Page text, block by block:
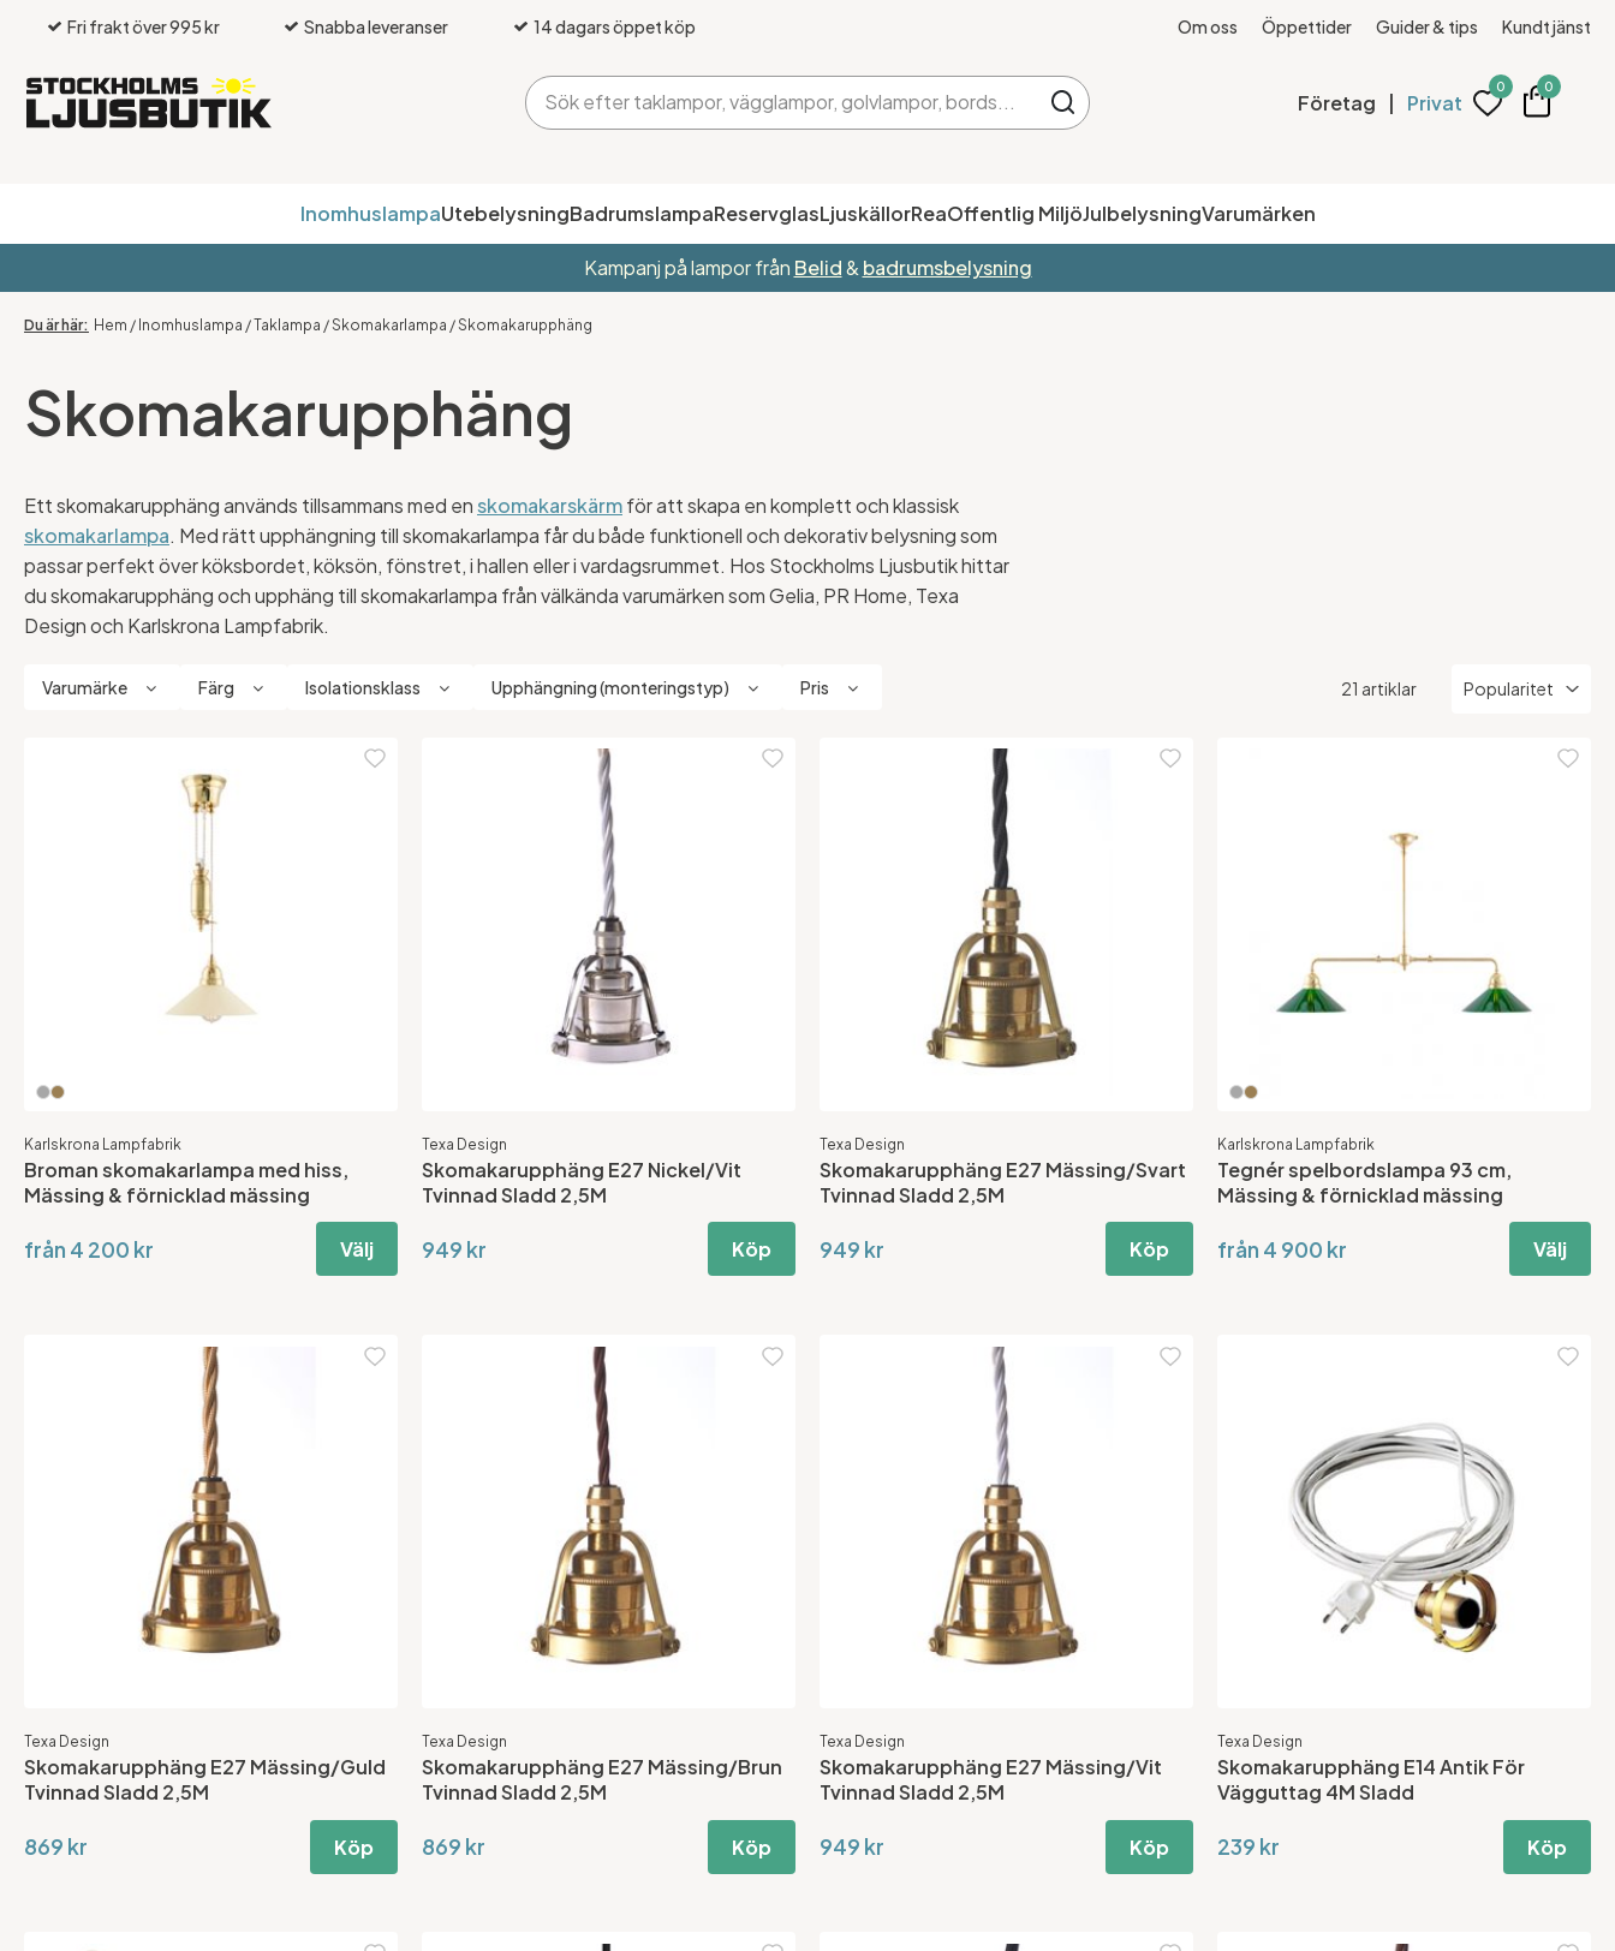
Fri frakt över 995 kr Snabba leveranser 14 dagars öppet köp Om oss Öppettider Guider & tips Kundtjänst
Företag | Privat
0 0
InomhuslampaUtebelysningBadrumslampaReservglasLjuskällorReaOffentlig MiljöJulbelysningVarumärken
Kampanj på lampor från Belid& badrumsbelysning
Hem / Inomhuslampa /Taklampa /Skomakarlampa /Skomakarupphäng
Skomakarupphäng
Ett skomakarupphäng används tillsammans med enskomakarskärmför att skapa en komplett och klassisk
skomakarlampa. Med rätt upphängning till skomakarlampa får du både funktionell och dekorativ belysning som
passar perfekt över köksbordet, köksön, fönstret, i hallen eller i vardagsrummet. Hos Stockholms Ljusbutik hittar
du skomakarupphäng och upphäng till skomakarlampa från välkända varumärken som Gelia, PR Home, Texa
Design och Karlskrona Lampfabrik.
Varumärke Färg Isolationsklass Upphängning (monteringstyp) Pris 21 artiklar
Karlskrona Lampfabrik
Broman skomakarlampa med hiss,
Mässing & förnicklad mässing
från 4 200 kr Välj
Texa Design
Skomakarupphäng E27 Nickel/Vit
Tvinnad Sladd 2,5M
949 kr Köp
Texa Design
Skomakarupphäng E27 Mässing/Svart
Tvinnad Sladd 2,5M
949 kr Köp
Karlskrona Lampfabrik
Tegnér spelbordslampa 93 cm,
Mässing & förnicklad mässing
från 4 900 kr Välj
Texa Design
Skomakarupphäng E27 Mässing/Guld
Tvinnad Sladd 2,5M
869 kr Köp
Texa Design
Skomakarupphäng E27 Mässing/Brun
Tvinnad Sladd 2,5M
869 kr Köp
Texa Design
Skomakarupphäng E27 Mässing/Vit
Tvinnad Sladd 2,5M
949 kr Köp
Texa Design
Skomakarupphäng E14 Antik För
Vägguttag 4M Sladd
239 kr Köp